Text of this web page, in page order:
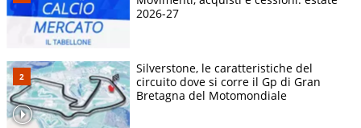
2026-27
Silverstone, le caratteristiche del
circuito dove si corre il Gp di Gran
Bretagna del Motomondiale